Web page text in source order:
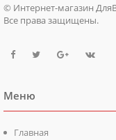
© Интернет-магазин
Все права защищены.
Меню
Главная